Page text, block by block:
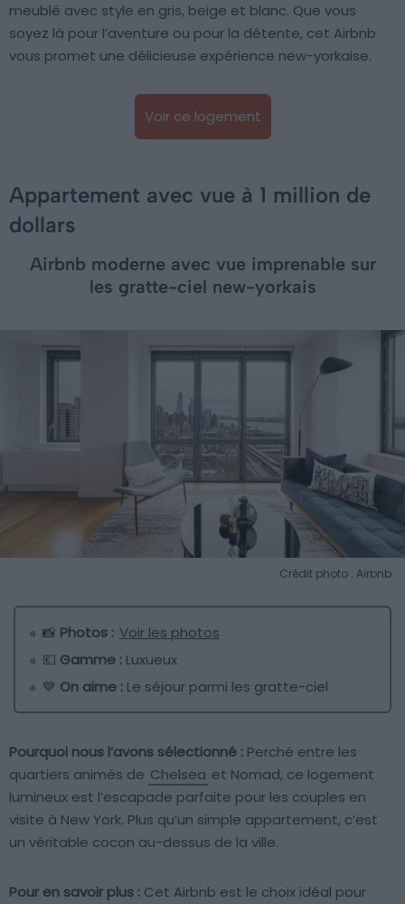
meublé avec style en gris, beige et blanc. Que vous
soyez là pour l’aventure ou pour la détente, cet Airbnb
vous promet une délicieuse expérience new-yorkaise.
Voir ce logement
Appartement avec vue à 1 million de
dollars
Airbnb moderne avec vue imprenable sur
les gratte-ciel new-yorkais
Crédit photo : Airbnb
📸 Photos : Voir les photos
💶 Gamme : Luxueux
💙 On aime : Le séjour parmi les gratte-ciel
Pourquoi nous l’avons sélectionné : Perché entre les
quartiers animés de Chelsea et Nomad, ce logement
lumineux est l’escapade parfaite pour les couples en
visite à New York. Plus qu’un simple appartement, c’est
un véritable cocon au-dessus de la ville.
Pour en savoir plus : Cet Airbnb est le choix idéal pour